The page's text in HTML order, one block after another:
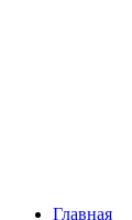
Главная